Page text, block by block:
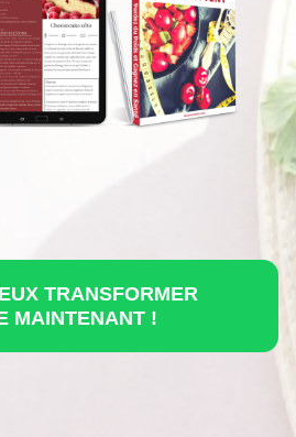
TRANSFORMER
MAINTENANT !